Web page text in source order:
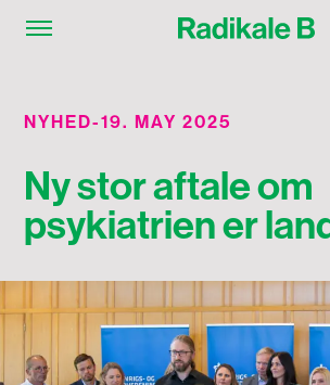
NYHED-19. MAY 2025
Ny stor aftale om
psykiatrien er